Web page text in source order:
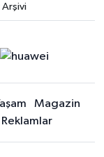
Arşivi
Magazin
Reklamlar